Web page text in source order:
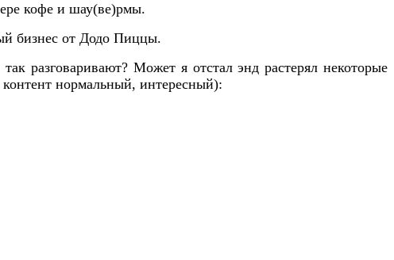
кофе и шау(ве)рмы.
бизнес от Додо Пиццы.
разговаривают? Может я отстал энд растерял некоторые
нормальный, интересный):